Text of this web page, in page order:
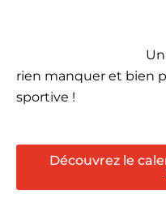
Un outil
rien manquer et bien
sportive !
Découvrez le